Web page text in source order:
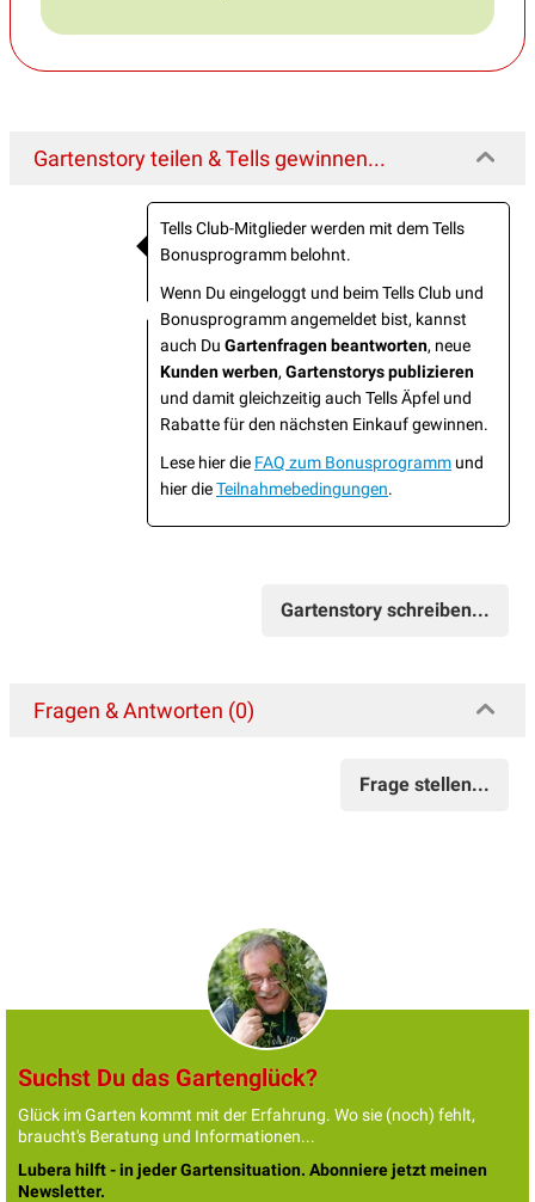
Gartenstory teilen & Tells gewinnen...
Tells Club-Mitglieder werden mit dem Tells
Bonusprogramm belohnt.
Wenn Du eingeloggt und beim Tells Club und
Bonusprogramm angemeldet bist, kannst
auch Du Gartenfragen beantworten, neue
Kunden werben, Gartenstorys publizieren
und damit gleichzeitig auch Tells Äpfel und
Rabatte für den nächsten Einkauf gewinnen.
Lese hier die FAQ zum Bonusprogramm und
hier dieTeilnahmebedingungen.
Gartenstory schreiben...
Fragen & Antworten (0)
Frage stellen...
Suchst Du das Gartenglück?
Glück im Garten kommt mit der Erfahrung. Wo sie (noch) fehlt,
braucht's Beratung und Informationen...
Lubera hilft - in jeder Gartensituation. Abonniere jetzt meinen
Newsletter.